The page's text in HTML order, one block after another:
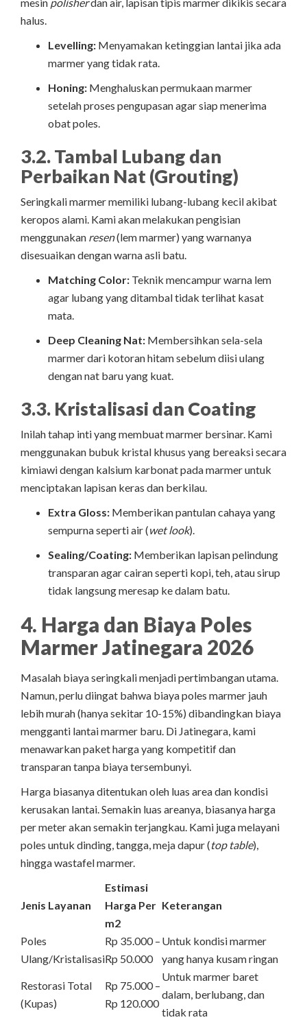
halus.
Levelling: Menyamakan ketinggian lantai jika ada
marmer yang tidak rata.
Honing: Menghaluskan permukaan marmer
setelah proses pengupasan agar siap menerima
obat poles.
3.2. Tambal Lubang dan
Perbaikan Nat (Grouting)
Seringkali marmer memiliki lubang-lubang kecil akibat
keropos alami. Kami akan melakukan pengisian
menggunakan resen(lem marmer) yang warnanya
disesuaikan dengan warna asli batu.
Matching Color: Teknik mencampur warna lem
agar lubang yang ditambal tidak terlihat kasat
mata.
Deep Cleaning Nat: Membersihkan sela-sela
marmer dari kotoran hitam sebelum diisi ulang
dengan nat baru yang kuat.
3.3. Kristalisasi dan Coating
Inilah tahap inti yang membuat marmer bersinar. Kami
menggunakan bubuk kristal khusus yang bereaksi secara
kimiawi dengan kalsium karbonat pada marmer untuk
menciptakan lapisan keras dan berkilau.
Extra Gloss: Memberikan pantulan cahaya yang
sempurna seperti air (wet look).
Sealing/Coating: Memberikan lapisan pelindung
transparan agar cairan seperti kopi, teh, atau sirup
tidak langsung meresap ke dalam batu.
4. Harga dan Biaya Poles
Marmer Jatinegara 2026
Masalah biaya seringkali menjadi pertimbangan utama.
Namun, perlu diingat bahwa biaya poles marmer jauh
lebih murah (hanya sekitar 10-15%) dibandingkan biaya
mengganti lantai marmer baru. Di Jatinegara, kami
menawarkan paket harga yang kompetitif dan
transparan tanpa biaya tersembunyi.
Harga biasanya ditentukan oleh luas area dan kondisi
kerusakan lantai. Semakin luas areanya, biasanya harga
per meter akan semakin terjangkau. Kami juga melayani
poles untuk dinding, tangga, meja dapur (top table),
hingga wastafel marmer.
Jenis Layanan
Estimasi
Harga Per
m2
Keterangan
Poles
Ulang/Kristalisasi
Rp 35.000 –
Rp 50.000
Untuk kondisi marmer
yang hanya kusam ringan
Restorasi Total
(Kupas)
Rp 75.000 –
Rp 120.000
Untuk marmer baret
dalam, berlubang, dan
tidak rata